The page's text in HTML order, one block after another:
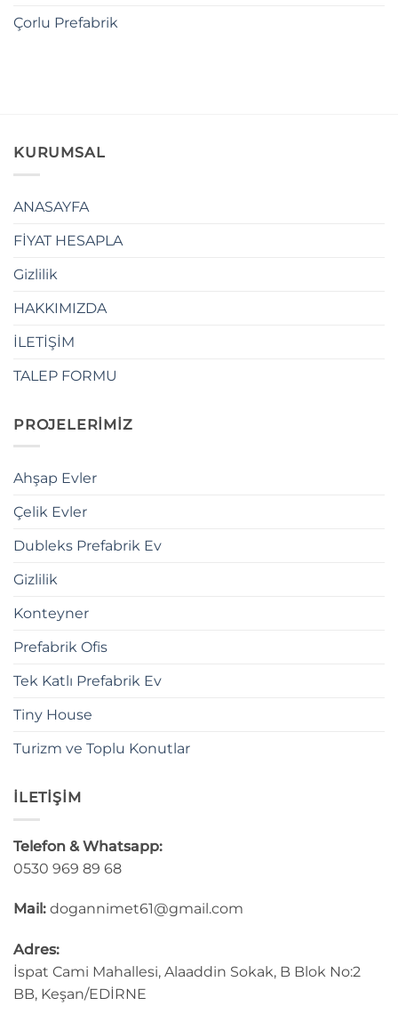
Çorlu Prefabrik
KURUMSAL
ANASAYFA
FİYAT HESAPLA
Gizlilik
HAKKIMIZDA
İLETİŞİM
TALEP FORMU
PROJELERİMİZ
Ahşap Evler
Çelik Evler
Dubleks Prefabrik Ev
Gizlilik
Konteyner
Prefabrik Ofis
Tek Katlı Prefabrik Ev
Tiny House
Turizm ve Toplu Konutlar
İLETİŞİM
Telefon & Whatsapp:
0530 969 89 68
Mail: dogannimet61@gmail.com
Adres:
İspat Cami Mahallesi, Alaaddin Sokak, B Blok No:2
BB, Keşan/EDİRNE